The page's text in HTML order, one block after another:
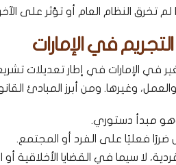
تخرق النظام العام أو تؤثر على
في الإمارات
في الإمارات في إطار تعديلات
وغيرها. ومن أبرز المبادئ
وهو مبدأ دستوري.
فعليًا على الفرد أو المجتمع.
لا سيما في القضايا الأخلاقية أو